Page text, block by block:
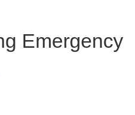
Emergency